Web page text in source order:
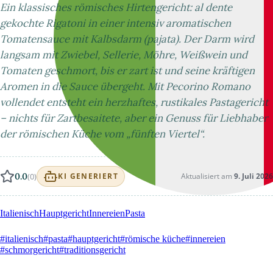
Ein klassisches römisches Hirtengericht: al dente
gekochte Rigatoni in einer intensiv aromatischen
Tomatensauce mit Kalbsdarm (pajata). Der Darm wird
langsam mit Zwiebel, Sellerie, Möhre, Weißwein und
Tomaten geschmort, bis er zart ist und seine kräftigen
Aromen in die Sauce übergeht. Mit Pecorino Romano
vollendet entsteht ein herzhaftes, rustikales Pastagericht
– nichts für Zartbesaitete, aber ein Genuss für Liebhaber
der römischen Küche vom „fünften Viertel“.
0.0(0) KI GENERIERT Aktualisiert am 9. Juli 2026
ItalienischHauptgerichtInnereienPasta
#italienisch#pasta#hauptgericht#römische küche#innereien
#schmorgericht#traditionsgericht